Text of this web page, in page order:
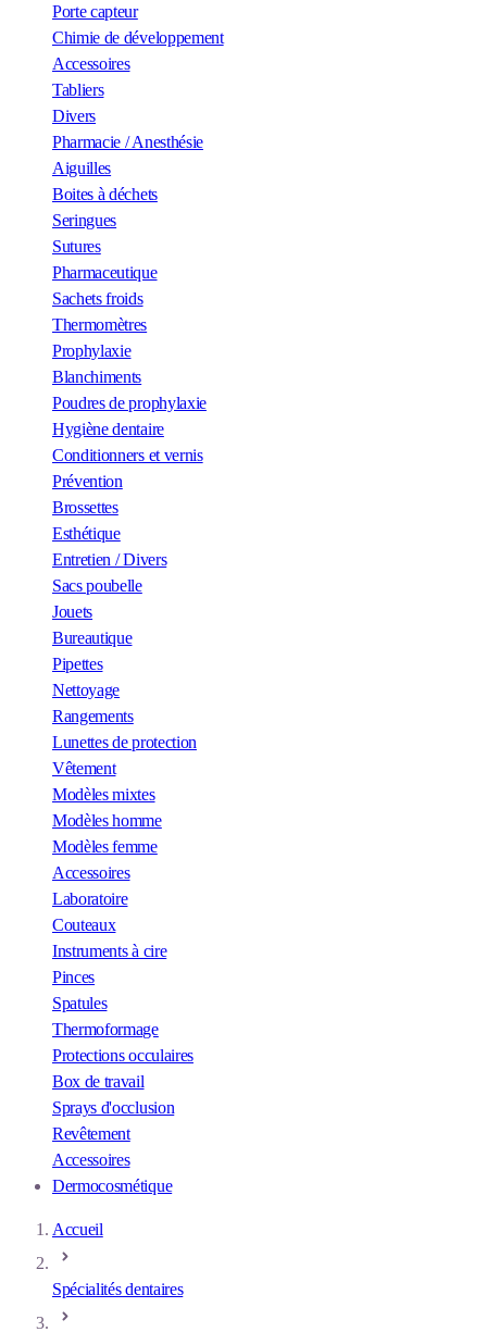
Porte capteur
Chimie de développement
Accessoires
Tabliers
Divers
Pharmacie / Anesthésie
Aiguilles
Boites à déchets
Seringues
Sutures
Pharmaceutique
Sachets froids
Thermomètres
Prophylaxie
Blanchiments
Poudres de prophylaxie
Hygiène dentaire
Conditionners et vernis
Prévention
Brossettes
Esthétique
Entretien / Divers
Sacs poubelle
Jouets
Bureautique
Pipettes
Nettoyage
Rangements
Lunettes de protection
Vêtement
Modèles mixtes
Modèles homme
Modèles femme
Accessoires
Laboratoire
Couteaux
Instruments à cire
Pinces
Spatules
Thermoformage
Protections occulaires
Box de travail
Sprays d'occlusion
Revêtement
Accessoires
Dermocosmétique
Accueil
Spécialités dentaires